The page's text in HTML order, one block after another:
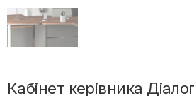
Кабінет керівника